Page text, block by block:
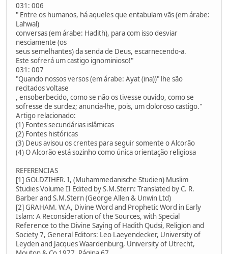
031: 006
" Entre os humanos, há aqueles que entabulam vãs (em árabe:
Lahwal)
conversas (em árabe: Hadith), para com isso desviar
nesciamente (os
seus semelhantes) da senda de Deus, escarnecendo-a.
Este sofrerá um castigo ignominioso!"
031: 007
"Quando nossos versos (em árabe: Ayat (ina))" lhe são
recitados voltase
, ensoberbecido, como se não os tivesse ouvido, como se
sofresse de surdez; anuncia-lhe, pois, um doloroso castigo."
Artigo relacionado:
(1) Fontes secundárias islâmicas
(2) Fontes históricas
(3) Deus avisou os crentes para seguir somente o Alcorão
(4) O Alcorão está sozinho como única orientação religiosa
REFERENCIAS
[1] GOLDZIHER. I, (Muhammedanische Studien) Muslim
Studies Volume II Edited by S.M.Stern: Translated by C. R.
Barber and S.M.Stern (George Allen & Unwin Ltd)
[2] GRAHAM. W.A, Divine Word and Prophetic Word in Early
Islam: A Reconsideration of the Sources, with Special
Reference to the Divine Saying of Hadith Qudsi, Religion and
Society 7, General Editors: Leo Laeyendecker, University of
Leyden and Jacques Waardenburg, University of Utrecht,